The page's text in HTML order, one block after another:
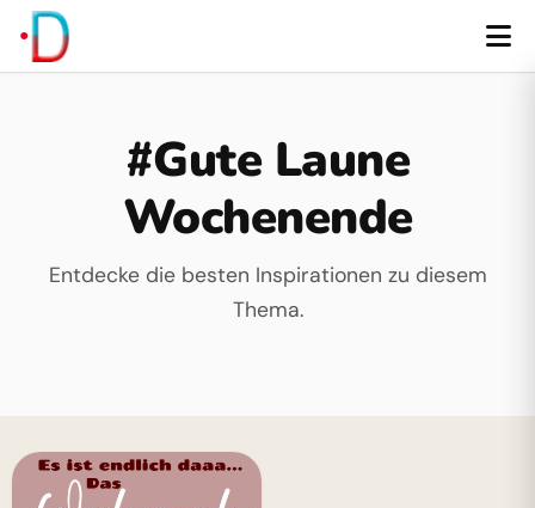
#Gute Laune
Wochenende
Entdecke die besten Inspirationen zu diesem
Thema.